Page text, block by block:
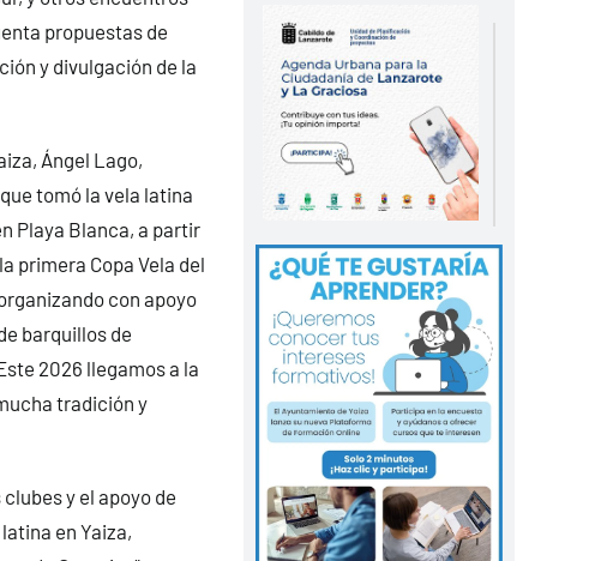
propuestas de
y divulgación de la
Ángel Lago,
tomó la vela latina
Playa Blanca, a partir
primera Copa Vela del
con apoyo
barquillos de
2026 llegamos a la
tradición y
y el apoyo de
en Yaiza,